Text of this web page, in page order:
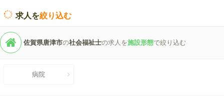
求人を絞り込む
佐賀県唐津市の社会福祉士の求人を施設形態で絞り込む
病院